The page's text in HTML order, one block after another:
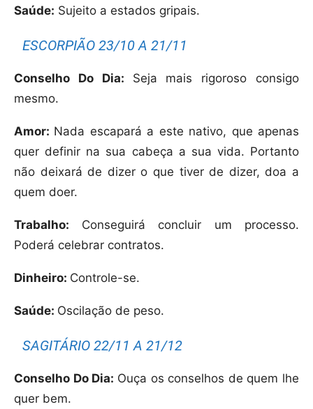
Saúde: Sujeito a estados gripais.
ESCORPIÃO 23/10 A 21/11
Conselho Do Dia: Seja mais rigoroso consigo
mesmo.
Amor: Nada escapará a este nativo, que apenas
quer definir na sua cabeça a sua vida. Portanto
não deixará de dizer o que tiver de dizer, doa a
quem doer.
Trabalho: Conseguirá concluir um processo.
Poderá celebrar contratos.
Dinheiro: Controle-se.
Saúde: Oscilação de peso.
SAGITÁRIO 22/11 A 21/12
Conselho Do Dia: Ouça os conselhos de quem lhe
quer bem.